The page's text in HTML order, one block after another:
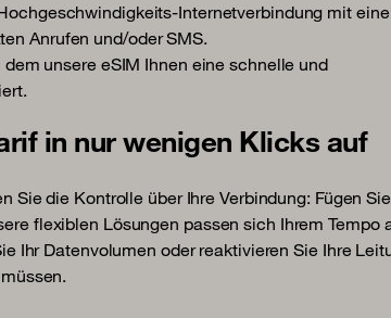
Internetverbindung mit
Anrufen und/oder SMS.
unsere eSIM Ihnen eine schnelle und
in nur wenigen Klicks auf
Sie die Kontrolle über Ihre Verbindung: Fügen
flexiblen Lösungen passen sich Ihrem Tempo
Ihr Datenvolumen oder reaktivieren Sie Ihre